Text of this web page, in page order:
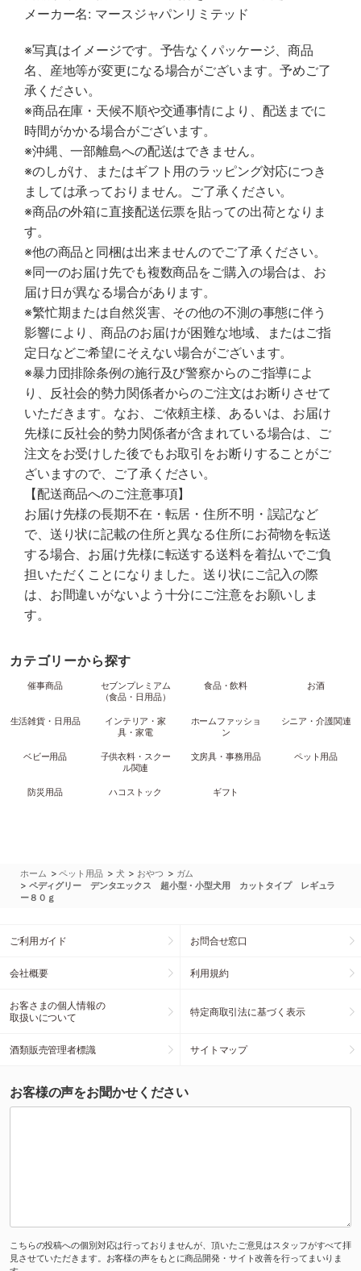
メーカー名: マースジャパンリミテッド
※写真はイメージです。予告なくパッケージ、商品
名、産地等が変更になる場合がございます。予めご了
承ください。
※商品在庫・天候不順や交通事情により、配送までに
時間がかかる場合がございます。
※沖縄、一部離島への配送はできません。
※のしがけ、またはギフト用のラッピング対応につき
ましては承っておりません。ご了承ください。
※商品の外箱に直接配送伝票を貼っての出荷となりま
す。
※他の商品と同梱は出来ませんのでご了承ください。
※同一のお届け先でも複数商品をご購入の場合は、お
届け日が異なる場合があります。
※繁忙期または自然災害、その他の不測の事態に伴う
影響により、商品のお届けが困難な地域、またはご指
定日などご希望にそえない場合がございます。
※暴力団排除条例の施行及び警察からのご指導によ
り、反社会的勢力関係者からのご注文はお断りさせて
いただきます。なお、ご依頼主様、あるいは、お届け
先様に反社会的勢力関係者が含まれている場合は、ご
注文をお受けした後でもお取引をお断りすることがご
ざいますので、ご了承ください。
【配送商品へのご注意事項】
お届け先様の長期不在・転居・住所不明・誤記など
で、送り状に記載の住所と異なる住所にお荷物を転送
する場合、お届け先様に転送する送料を着払いでご負
担いただくことになりました。送り状にご記入の際
は、お間違いがないよう十分にご注意をお願いしま
す。
カテゴリーから探す
催事商品
セブンプレミアム
（食品・日用品）
食品・飲料 お酒
生活雑貨・日用品
インテリア・家
具・家電
ホームファッショ
ン
シニア・介護関連
ベビー用品
子供衣料・スクー
ル関連
文房具・事務用品 ペット用品
防災用品 ハコストック ギフト
ホーム >ペット用品 > 犬 > おやつ > ガム
> ペディグリー デンタエックス 超小型・小型犬用 カットタイプ レギュラ
ー８０ｇ
ご利用ガイド お問合せ窓口
会社概要 利用規約
お客さまの個人情報の
取扱いについて
特定商取引法に基づく表示
酒類販売管理者標識 サイトマップ
お客様の声をお聞かせください
こちらの投稿への個別対応は行っておりませんが、頂いたご意見はスタッフがすべて拝
見させていただきます。お客様の声をもとに商品開発・サイト改善を行ってまいりま